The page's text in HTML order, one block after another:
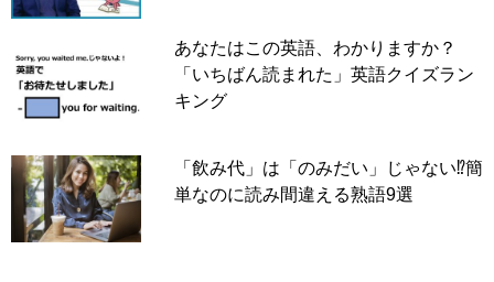
あなたはこの英語、わかりますか？
「いちばん読まれた」英語クイズラン
キング
「飲み代」は「のみだい」じゃない⁉簡
単なのに読み間違える熟語9選